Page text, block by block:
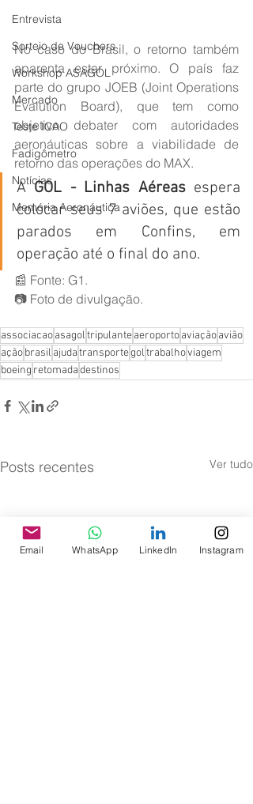
Entrevista
Sorteio de Vouchers
Workshop ASAGOL
Mercado
Teste ICAO
Fadigômetro
Notícias
Memória Aeronáutica
No caso do Brasil, o retorno também
aparenta estar próximo. O país faz
parte do grupo JOEB (Joint Operations
Evalution Board), que tem como
objetivo debater com autoridades
aeronáuticas sobre a viabilidade de
retorno das operações do MAX.
A GOL - Linhas Aéreas espera
colocar seus 7 aviões, que estão
parados em Confins, em
operação até o final do ano.
📰 Fonte: G1.
📷 Foto de divulgação.
associacaoasagoltripulanteaeroportoaviaçãoavião
açãobrasil ajudatransportegoltrabalhoviagem
boeing retomadadestinos
Posts recentes Ver tudo
Email WhatsApp LinkedIn Instagram